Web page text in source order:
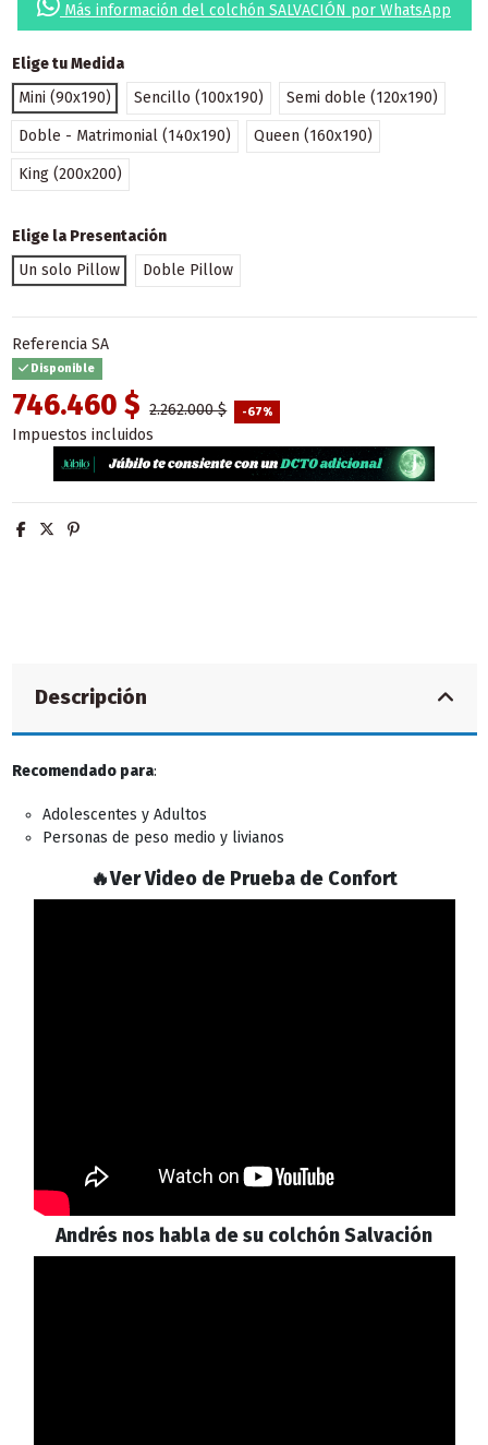
Más información del colchón SALVACIÓN por WhatsApp
Elige tu Medida
Mini (90x190)
Sencillo (100x190) Semi doble (120x190)
Doble - Matrimonial (140x190) Queen (160x190)
King (200x200)
Elige la Presentación
Un solo Pillow
Doble Pillow
Referencia SA
Disponible
746.460 $ 2.262.000 $ -67%
Impuestos incluidos
Descripción
Recomendado para:
Adolescentes y Adultos
Personas de peso medio y livianos
🔥Ver Video de Prueba de Confort
Andrés nos habla de su colchón Salvación